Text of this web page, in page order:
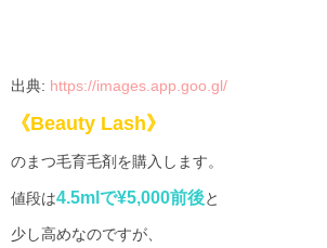
出典: https://images.app.goo.gl/
《Beauty Lash》
のまつ毛育毛剤を購入します。
値段は4.5ml で¥5,000前後と
少し高めなのですが、